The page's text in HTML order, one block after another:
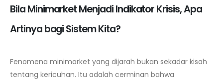
Bila Minimarket Menjadi Indikator Krisis, Apa
Artinya bagi Sistem Kita?
Fenomena minimarket yang dijarah bukan sekadar kisah
tentang kericuhan. Itu adalah cerminan bahwa